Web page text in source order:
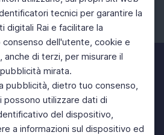
tecnici per garantire la
digitali Rai e facilitare la
consenso dell'utente, cookie e
di terzi, per misurare il
mirata.
pubblicità, dietro tuo consenso,
possono utilizzare dati di
del dispositivo,
a informazioni sul dispositivo ed
Instagram Twitter